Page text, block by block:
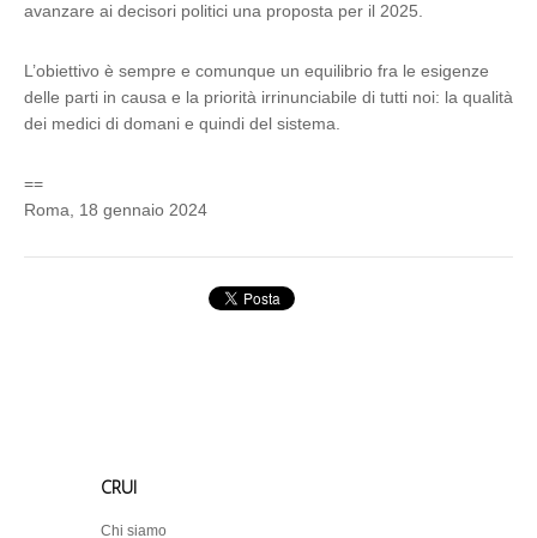
avanzare ai decisori politici una proposta per il 2025.
L’obiettivo è sempre e comunque un equilibrio fra le esigenze
delle parti in causa e la priorità irrinunciabile di tutti noi: la qualità
dei medici di domani e quindi del sistema.
==
Roma, 18 gennaio 2024
CRUI
Chi siamo